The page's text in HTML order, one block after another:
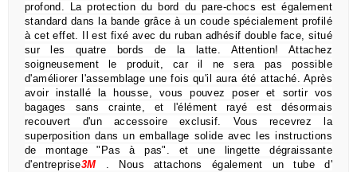
profond.
La protection du bord du pare-chocs est également
standard dans la bande grâce à un coude spécialement profilé
à cet effet.
Il est fixé avec du ruban adhésif double face, situé
sur les quatre bords de la latte. Attention! Attachez
soigneusement le produit, car il ne sera pas possible
d'améliorer l'assemblage une fois qu'il aura été attaché. Après
avoir installé la housse, vous pouvez poser et sortir vos
bagages sans crainte, et l'élément rayé est désormais
recouvert d'un accessoire exclusif. Vous recevrez la
superposition dans un emballage solide avec les instructions
de montage "Pas à pas". et une lingette dégraissante
d'entreprise3M .
Nous attachons également un tube d'